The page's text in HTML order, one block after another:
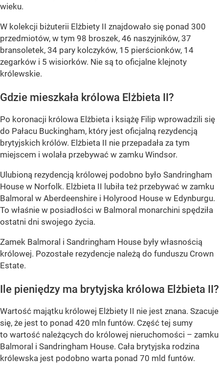
wieku.
W kolekcji biżuterii Elżbiety II znajdowało się ponad 300
przedmiotów, w tym 98 broszek, 46 naszyjników, 37
bransoletek, 34 pary kolczyków, 15 pierścionków, 14
zegarków i 5 wisiorków. Nie są to oficjalne klejnoty
królewskie.
Gdzie mieszkała królowa Elżbieta II?
Po koronacji królowa Elżbieta i książę Filip wprowadzili się
do Pałacu Buckingham, który jest oficjalną rezydencją
brytyjskich królów. Elżbieta II nie przepadała za tym
miejscem i wolała przebywać w zamku Windsor.
Ulubioną rezydencją królowej podobno było Sandringham
House w Norfolk. Elżbieta II lubiła też przebywać w zamku
Balmoral w Aberdeenshire i Holyrood House w Edynburgu.
To właśnie w posiadłości w Balmoral monarchini spędziła
ostatni dni swojego życia.
Zamek Balmoral i Sandringham House były własnością
królowej. Pozostałe rezydencje należą do funduszu Crown
Estate.
Ile pieniędzy ma brytyjska królowa Elżbieta II?
Wartość majątku królowej Elżbiety II nie jest znana. Szacuje
się, że jest to ponad 420 mln funtów. Część tej sumy
to wartość należących do królowej nieruchomości – zamku
Balmoral i Sandringham House. Cała brytyjska rodzina
królewska jest podobno warta ponad 70 mld funtów.